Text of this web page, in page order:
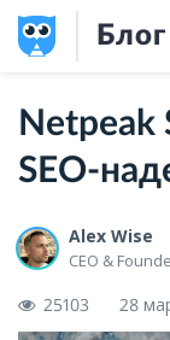
Блог
Netpeak
SEO-
Alex Wise
CEO &
25103 28